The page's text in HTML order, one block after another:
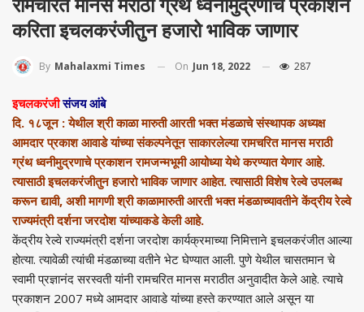
रामचरित मानस मराठी ग्रंथ ध्वनीमुद्रणाचे प्रकाशन
करिता इचलकरंजीतुन हजारो भाविक जाणार
By Mahalaxmi Times On Jun 18, 2022 287
इचलकरंजी संजय आंबे
दि. १८जून : येथील श्री काळा मारुती आरती भक्त मंडळाचे संस्थापक अध्यक्ष
आमदार प्रकाश आवाडे यांच्या संकल्पनेतून साकारलेल्या रामचरित मानस मराठी
ग्रंथ ध्वनीमुद्रणाचे प्रकाशन रामजन्मभूमी आयोध्या येथे करण्यात येणार आहे.
त्यासाठी इचलकरंजीतुन हजारो भाविक जाणार आहेत. त्यासाठी विशेष रेल्वे उपलब्ध
करून द्यावी, अशी मागणी श्री काळामारुती आरती भक्त मंडळाच्यावतीने केंद्रीय रेल्वे
राज्यमंत्री दर्शना जरदोश यांच्याकडे केली आहे.
केंद्रीय रेल्वे राज्यमंत्री दर्शना जरदोश कार्यक्रमाच्या निमित्ताने इचलकरंजीत आल्या
होत्या. त्यावेळी त्यांची मंडळाच्या वतीने भेट घेण्यात आली. पुणे येथील चासतमान चे
स्वामी प्रज्ञानंद सरस्वती यांनी रामचरित मानस मराठीत अनुवादीत केले आहे. त्याचे
प्रकाशन 2007 मध्ये आमदार आवाडे यांच्या हस्ते करण्यात आले असून या